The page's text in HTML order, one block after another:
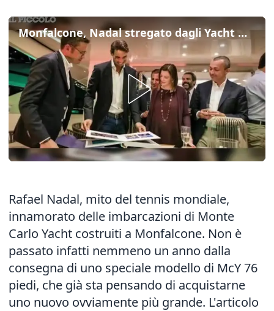
Monfalcone, Nadal stregato dagli Yacht Monte Carlo
Rafael Nadal, mito del tennis mondiale,
innamorato delle imbarcazioni di Monte
Carlo Yacht costruiti a Monfalcone. Non è
passato infatti nemmeno un anno dalla
consegna di uno speciale modello di McY 76
piedi, che già sta pensando di acquistarne
uno nuovo ovviamente più grande. L'articolo